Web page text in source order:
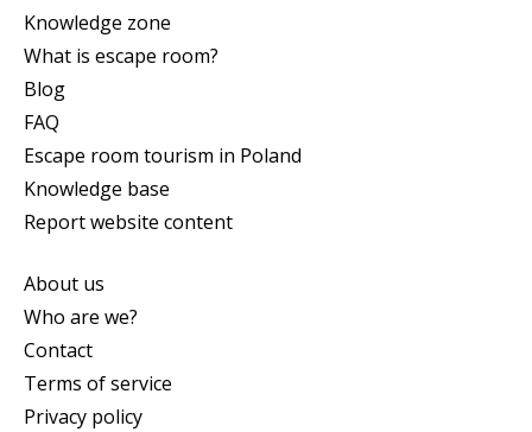
Knowledge zone
What is escape room?
Blog
FAQ
Escape room tourism in Poland
Knowledge base
Report website content
About us
Who are we?
Contact
Terms of service
Privacy policy